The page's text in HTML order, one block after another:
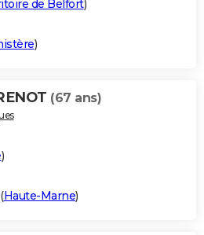
de Belfort)
)
(67 ans)
)
Haute-Marne)